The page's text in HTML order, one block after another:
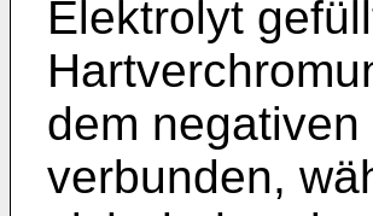
Elektrolyt
dem
verbunden,